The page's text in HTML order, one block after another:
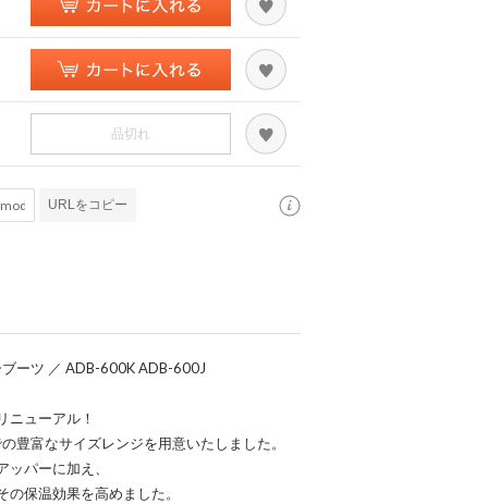
品切れ
URLをコピー
ーツ ／ ADB-600K ADB-600J
ニューアル！
豊富なサイズレンジを用意いたしました。
パーに加え、
保温効果を高めました。